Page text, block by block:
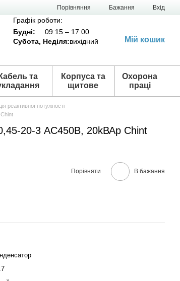
Порівняння Бажання Вхід
Графік роботи:
Будні:
09:15 – 17:00
Субота, Неділя:вихідний Мій кошик
Кабель та
Корпуса та
щитове
Охорона
праці
реактивної потужності
20-3 АС450В, 20kВАр Chint
Порівняти В бажання